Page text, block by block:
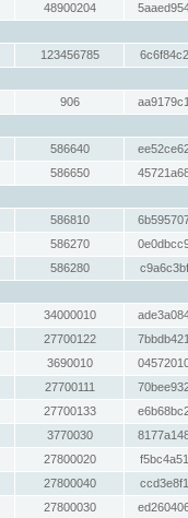
48900204
123456785
906
586640
586650
586810
586270
586280
34000010
27700122
3690010
27700111
27700133
3770030
27800020
27800040
27800030